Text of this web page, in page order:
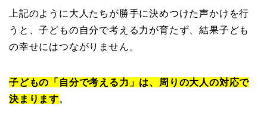
上記のように大人たちが勝手に決めつけた声かけを行
うと、子どもの自分で考える力が育たず、結果子ども
の幸せにはつながりません。
子どもの「自分で考える力」は、周りの大人の対応で
決まります。